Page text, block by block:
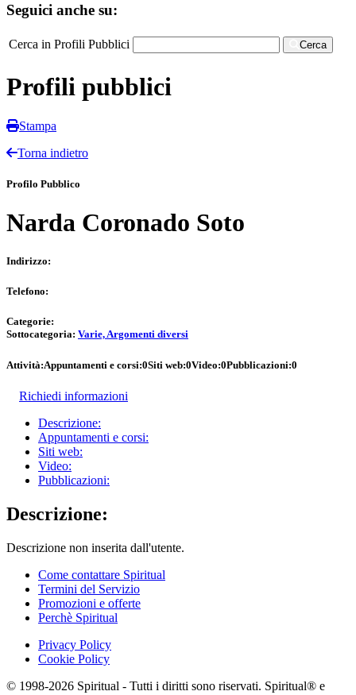
Seguici anche su:
Cerca in Profili Pubblici Cerca
Profili pubblici
Stampa
Torna indietro
Profilo Pubblico
Narda Coronado Soto
Indirizzo:
Telefono:
Categorie:
Sottocategoria: Varie, Argomenti diversi
Attività:Appuntamenti e corsi:0Siti web:0Video:0Pubblicazioni:0
Richiedi informazioni
Descrizione:
Appuntamenti e corsi:
Siti web:
Video:
Pubblicazioni:
Descrizione:
Descrizione non inserita dall'utente.
Come contattare Spiritual
Termini del Servizio
Promozioni e offerte
Perchè Spiritual
Privacy Policy
Cookie Policy
© 1998-2026 Spiritual - Tutti i diritti sono riservati. Spiritual® e